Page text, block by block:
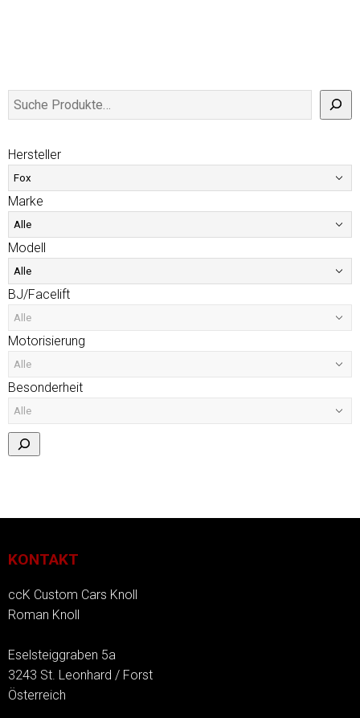
Hersteller
Marke
Modell
BJ/Facelift
Motorisierung
Besonderheit
KONTAKT
ccK Custom Cars Knoll
Roman Knoll
Eselsteiggraben 5a
3243 St. Leonhard / Forst
Österreich